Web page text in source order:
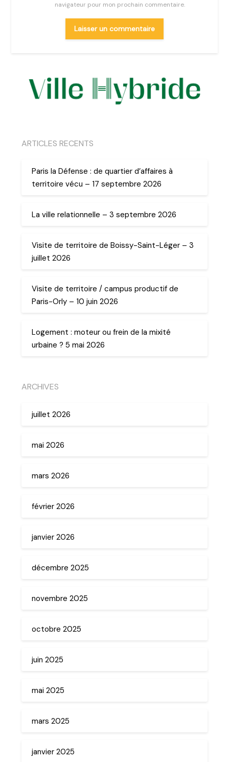
navigateur pour mon prochain commentaire.
ARTICLES RECENTS
Paris la Défense : de quartier d’affaires à
territoire vécu – 17 septembre 2026
La ville relationnelle – 3 septembre 2026
Visite de territoire de Boissy-Saint-Léger – 3
juillet 2026
Visite de territoire / campus productif de
Paris-Orly – 10 juin 2026
Logement : moteur ou frein de la mixité
urbaine ? 5 mai 2026
ARCHIVES
juillet 2026
mai 2026
mars 2026
février 2026
janvier 2026
décembre 2025
novembre 2025
octobre 2025
juin 2025
mai 2025
mars 2025
janvier 2025